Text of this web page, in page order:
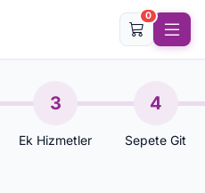
0
3
Ek Hizmetler
4
Sepete Git